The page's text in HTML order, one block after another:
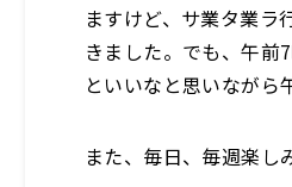
ますけど、サ業タ業ラ
きました。でも、午前
といいなと思いながら
また、毎日、毎週楽し